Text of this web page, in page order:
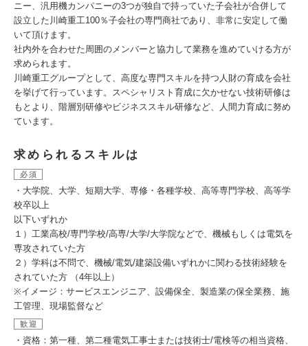
ニー、汎用機カンパニーの3つが独自で持っていた子会社が合併して
設立した川崎重工100％子会社の専門商社であり、非常に安定して働
いて頂けます。
社内外を合わせた周囲のメンバーと協力して業務を進めていける方が
求められます。
川崎重工グループとして、高度な専門スキルを持つ人財の育成を会社
を挙げて行っています。スペシャリスト育成に欠かせない技術研修は
もとより、階層別研修やビジネススキル研修など、人間力育成に努め
ています。
求められるスキルは
必須
・大学院、大学、短期大学、専修・各種学校、高等専門学校、高等学
校卒以上
以下いずれか
１）工業高校/専門学校/高専/大学/大学院などで、機械もしくは電気を
専攻されていた方
２）学科は不問で、機械/電気/建築設備いずれかに関わる技術経験を
されていた方 （4年以上）
※イメージ：サービスエンジニア、設備保全、製造業の保全業務、施
工管理、現場監督など
歓迎
・資格：第一種、第二種電気工事士または技術士/電検等の相当資格、